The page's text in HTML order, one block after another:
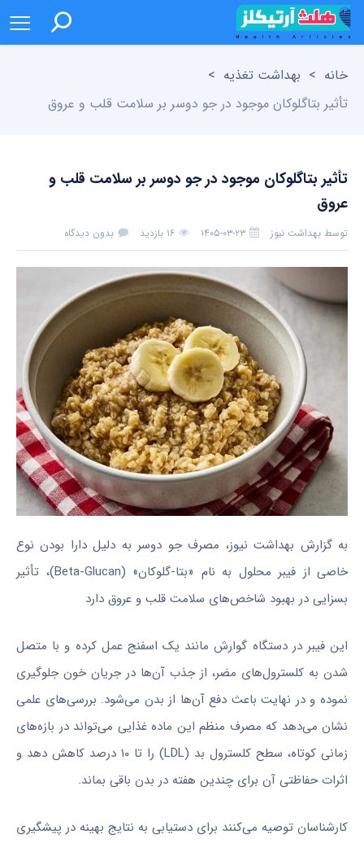
خانه > بهداشت تغذیه >
تأثیر بتاگلوکان موجود در جو دوسر بر سلامت قلب و عروق
تأثیر بتاگلوکان موجود در جو دوسر بر سلامت قلب و
عروق
توسط بهداشت نیوز ۱۴۰۵-۰۳-۲۳ ۱۶ بازدید بدون دیدگاه
به گزارش بهداشت نیوز، مصرف جو دوسر به دلیل دارا بودن نوع
خاصی از فیبر محلول به نام «بتا-گلوکان» (Beta-Glucan)، تأثیر
بسزایی در بهبود شاخص‌های سلامت قلب و عروق دارد
این فیبر در دستگاه گوارش مانند یک اسفنج عمل کرده و با متصل
شدن به کلسترول‌های مضر، از جذب آن‌ها در جریان خون جلوگیری
نموده و در نهایت باعث دفع آن‌ها از بدن می‌شود. بررسی‌های علمی
نشان می‌دهد که مصرف منظم این ماده غذایی می‌تواند در بازه‌های
زمانی کوتاه، سطح کلسترول بد (LDL) را تا ۱۰ درصد کاهش دهد و
اثرات حفاظتی آن برای چندین هفته در بدن باقی بماند.
کارشناسان توصیه می‌کنند برای دستیابی به نتایج بهینه در پیشگیری